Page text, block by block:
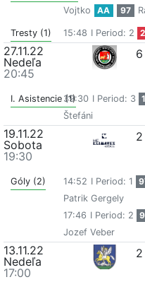
Vojtko AA 97
Tresty (1) 15:48 I Period: 2
27.11.22
Nedeľa
20:45
6
I. Asistencie (1)39:30 I Period: 3
Štefáni
19.11.22
Sobota
19:30
2
Góly (2) 14:52 I Period: 1
Patrik Gergely
17:46 I Period: 2
Jozef Veber
13.11.22
Nedeľa
17:00
2